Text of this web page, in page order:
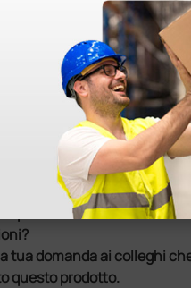
collega
qualche dubbio? Vuoi
tua domanda ai colleghi
questo prodotto.